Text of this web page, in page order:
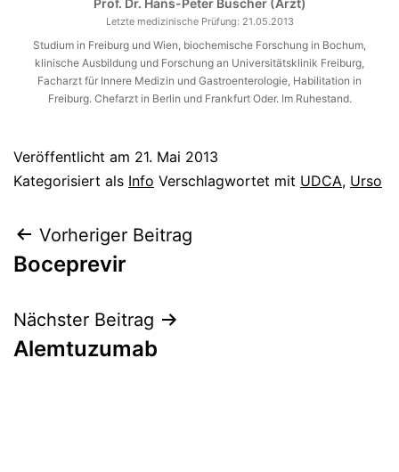
Letzte medizinische Prüfung: 21.05.2013
Studium in Freiburg und Wien, biochemische Forschung in Bochum,
klinische Ausbildung und Forschung an Universitätsklinik Freiburg,
Facharzt für Innere Medizin und Gastroenterologie, Habilitation in
Freiburg. Chefarzt in Berlin und Frankfurt Oder. Im Ruhestand.
Veröffentlicht am 21. Mai 2013
Kategorisiert als Info Verschlagwortet mit UDCA, Urso
Beitragsnavigation
Vorheriger Beitrag
Boceprevir
Nächster Beitrag
Alemtuzumab